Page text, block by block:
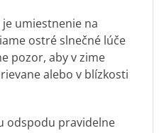
umiestnenie na
ostré slnečné lúče
pozor, aby v zime
alebo v blízkosti
odspodu pravidelne